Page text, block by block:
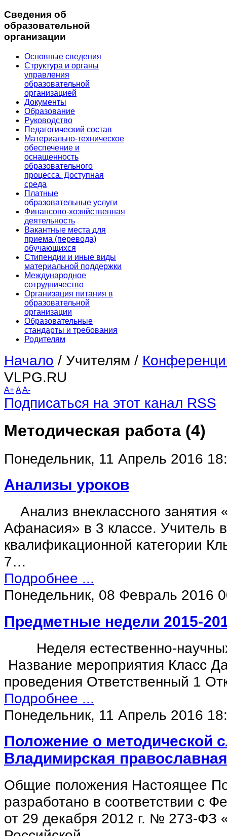
Сведения об
образовательной
организации
Основные сведения
Структура и органы
управления
образовательной
организацией
Документы
Образование
Руководство
Педагогический состав
Материально-техническое
обеспечение и
оснащенность
образовательного
процесса. Доступная
среда
Платные
образовательные услуги
Финансово-хозяйственная
деятельность
Вакантные места для
приема (перевода)
обучающихся
Стипендии и иные виды
материальной поддержки
Международное
сотрудничество
Организация питания в
образовательной
организации
Образовательные
стандарты и требования
Родителям
Начало / Учителям /
VLPG.RU
A+AA-
Подписаться на этот канал RSS
Методическая работа (4)
Понедельник, 11 Апрель 2016
Анализы уроков
Анализ внеклассного занятия
Афанасия» в 3 классе. Учитель
квалификационной категории
7…
Подробнее ...
Понедельник, 08 Февраль 2016
Предметные недели 2015-
Неделя естественно-
Название мероприятия Класс
проведения Ответственный 1
Подробнее ...
Понедельник, 11 Апрель 2016
Положение о методической
Владимирская
Общие положения Настоящее
разработано в соответствии с
от 29 декабря 2012 г. № 273-ФЗ